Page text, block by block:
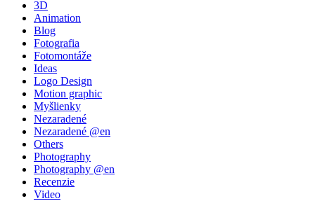
3D
Animation
Blog
Fotografia
Fotomontáže
Ideas
Logo Design
Motion graphic
Myšlienky
Nezaradené
Nezaradené @en
Others
Photography
Photography @en
Recenzie
Video